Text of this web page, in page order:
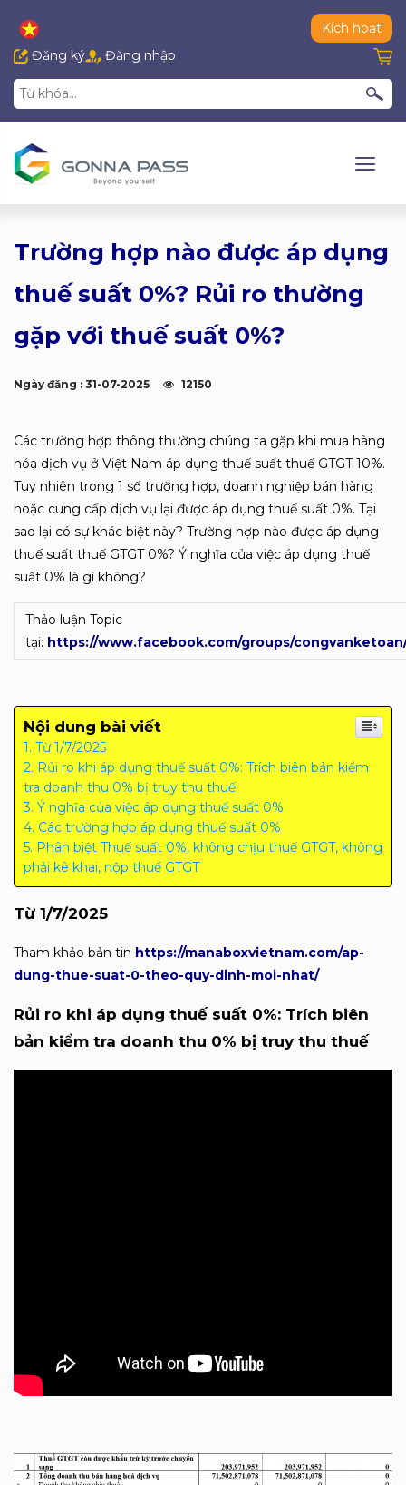
Kích hoạt
Đăng ký
Đăng nhập
Trường hợp nào được áp dụng
thuế suất 0%? Rủi ro thường
gặp với thuế suất 0%?
Ngày đăng : 31-07-2025 12150
Các trường hợp thông thường chúng ta gặp khi mua hàng
hóa dịch vụ ở Việt Nam áp dụng thuế suất thuế GTGT 10%.
Tuy nhiên trong 1 số trường hợp, doanh nghiệp bán hàng
hoặc cung cấp dịch vụ lại được áp dụng thuế suất 0%. Tại
sao lại có sự khác biệt này? Trường hợp nào được áp dụng
thuế suất thuế GTGT 0%? Ý nghĩa của việc áp dụng thuế
suất 0% là gì không?
Thảo luận Topic
tại: https://www.facebook.com/groups/
Nội dung bài viết
Từ 1/7/2025
Rủi ro khi áp dụng thuế suất 0%: Trích biên bản kiểm
tra doanh thu 0% bị truy thu thuế
Ý nghĩa của việc áp dụng thuế suất 0%
Các trường hợp áp dụng thuế suất 0%
Phân biệt Thuế suất 0%, không chịu thuế GTGT, không
phải kê khai, nộp thuế GTGT
Từ 1/7/2025
Tham khảo bản tin https://manaboxvietnam.com/ap-
dung-thue-suat-0-theo-quy-dinh-moi-nhat/
Rủi ro khi áp dụng thuế suất 0%: Trích biên
bản kiểm tra doanh thu 0% bị truy thu thuế